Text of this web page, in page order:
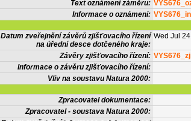
Text oznámení záměru:
Informace o oznámení:
Datum zveřejnění závěrů zjišťovacího řízení
na úřední desce dotčeného kraje:
Wed Jul
Závěry zjišťovacího řízení:
Informace o závěru zjišťovacího řízení:
Vliv na soustavu Natura 2000:
Zpracovatel dokumentace:
Zpracovatel - soustava Natura 2000: